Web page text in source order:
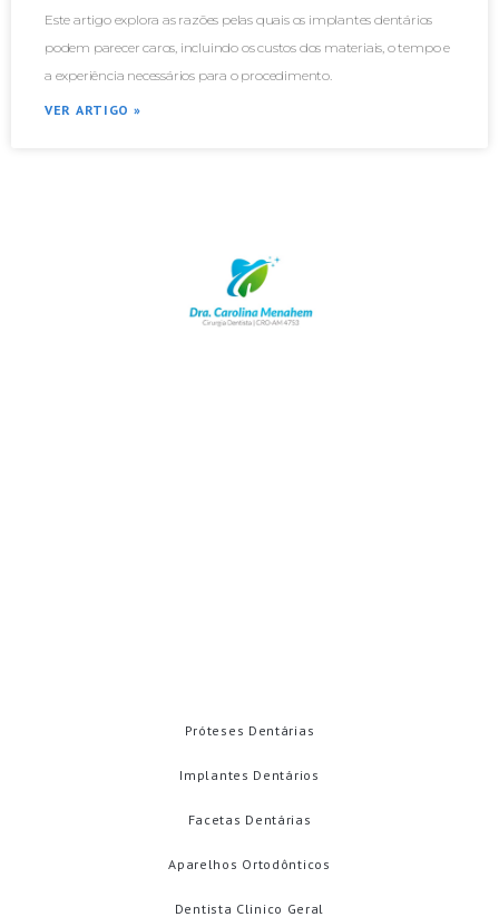
Este artigo explora as razões pelas quais os implantes dentários
podem parecer caros, incluindo os custos dos materiais, o tempo e
a experiência necessários para o procedimento.
VER ARTIGO »
Próteses Dentárias
Implantes Dentários
Facetas Dentárias
Aparelhos Ortodônticos
Dentista Clinico Geral